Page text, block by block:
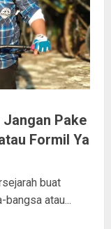
Pake
Formil Ya
buat
atau...